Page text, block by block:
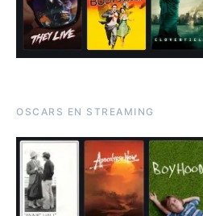
OSCARS EN STREAMING